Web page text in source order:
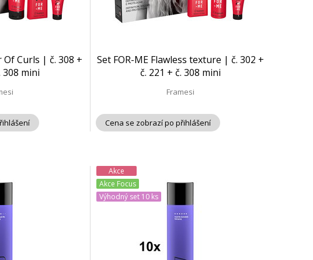
Of Curls | č. 308 +
308 mini
Set FOR-ME Flawless texture | č. 302 +
č. 221 + č. 308 mini
Framesi
Cena se zobrazí po přihlášení
Akce
Akce Focus
Výhodný set 10 ks